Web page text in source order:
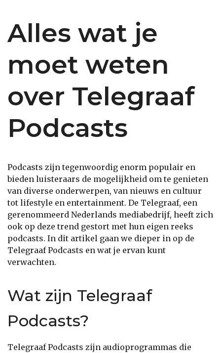
Alles wat je
moet weten
over Telegraaf
Podcasts
Podcasts zijn tegenwoordig enorm populair en
bieden luisteraars de mogelijkheid om te genieten
van diverse onderwerpen, van nieuws en cultuur
tot lifestyle en entertainment. De Telegraaf, een
gerenommeerd Nederlands mediabedrijf, heeft zich
ook op deze trend gestort met hun eigen reeks
podcasts. In dit artikel gaan we dieper in op de
Telegraaf Podcasts en wat je ervan kunt
verwachten.
Wat zijn Telegraaf
Podcasts?
Telegraaf Podcasts zijn audioprogrammas die